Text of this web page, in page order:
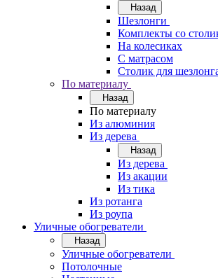
Назад
Шезлонги
Комплекты со
На колесиках
С матрасом
Столик для
По материалу
Назад
По материалу
Из алюминия
Из дерева
Назад
Из дерева
Из акации
Из тика
Из ротанга
Из роупа
Уличные обогреватели
Назад
Уличные обогреватели
Потолочные